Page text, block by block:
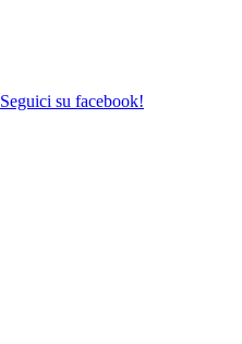
Seguici su facebook!